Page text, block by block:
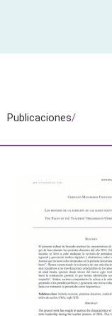
Publicaciones/